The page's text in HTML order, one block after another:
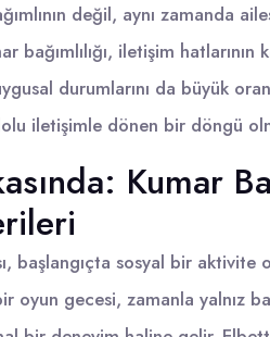
değil, aynı zamanda
bağımlılığı, iletişim
durumlarını da büyük
iletişimle dönen bir döngü
Kumar
başlangıçta sosyal bir
oyun gecesi, zamanla yalnız